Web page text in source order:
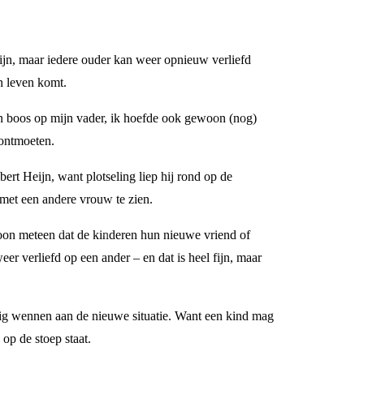
maar iedere ouder kan weer opnieuw verliefd
leven komt.
boos op mijn vader, ik hoefde ook gewoon (nog)
Heijn, want plotseling liep hij rond op de
een andere vrouw te zien.
meteen dat de kinderen hun nieuwe vriend of
verliefd op een ander – en dat is heel fijn, maar
aan de nieuwe situatie. Want een kind mag
de stoep staat.